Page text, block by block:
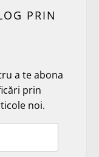
PRIN
a te abona
prin
noi.